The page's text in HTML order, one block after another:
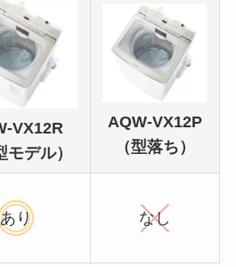
VX12R
モデル）
AQW-VX12P
（型落ち）
あり なし